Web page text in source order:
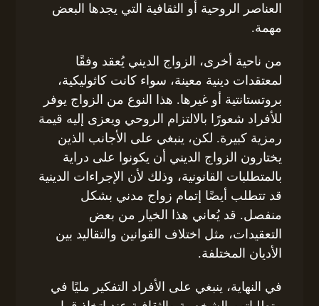
العناصر الروحية أو الثقافية التي يجدها البعض
مهمة.
من ناحية أخرى، الزواج الديني يُعقد وفقًا
لمعتقدات دينية معينة، سواء كانت كاثوليكية،
بروتستانتية أو غيرها. هذا النوع من الزواج يوفر
للأفراد شعورًا بالالتزام الروحي ويعزى إليه قيمة
رمزية كبيرة. لكن، ينبغي على الأجانب الذين
يختارون الزواج الديني أن يكونوا على دراية
بالمتطلبات القانونية، وذلك لأن الإجراءات الدينية
قد تتطلب أيضًا إتمام زواج مدني بشكل
منفصل. قد يُعاني هذا الخيار من بعض
التعقيدات، مثل اختلاف القوانين والتقاليد بين
الأديان المختلفة.
في النهاية، ينبغي على الأفراد التفكير مليًا في